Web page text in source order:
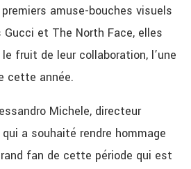
amuse-bouches visuels
et The North Face, elles
fruit de leur collaboration, l’une
cette année.
Michele, directeur
qui a souhaité rendre hommage
fan de cette période qui est